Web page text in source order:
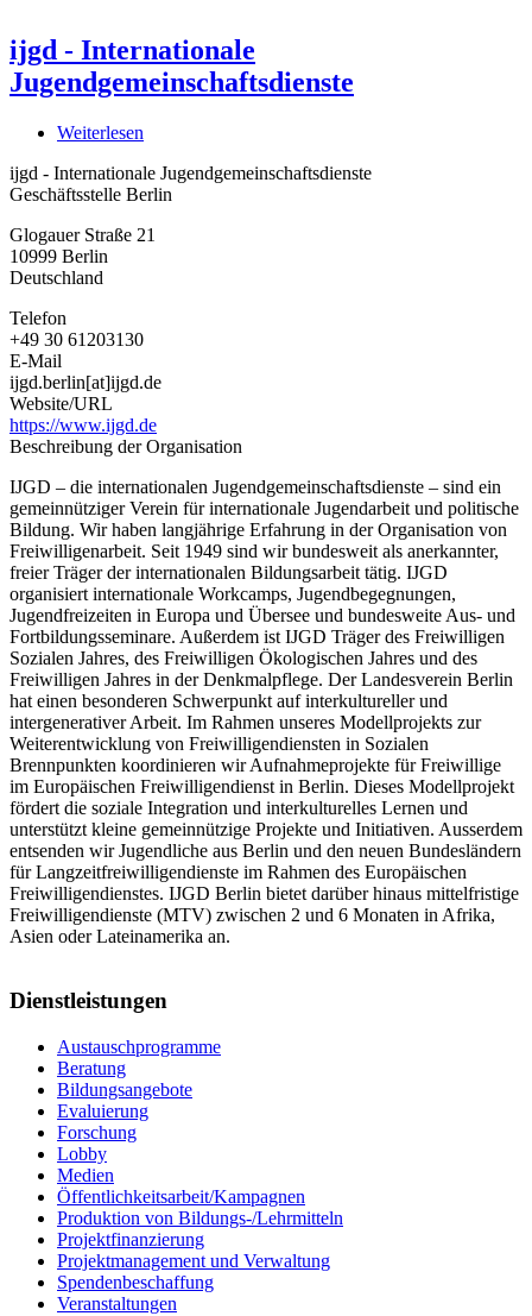
ijgd - Internationale
Jugendgemeinschaftsdienste
Weiterlesen
-
Internationale
ijgd - Internationale Jugendgemeinschaftsdienste
Geschäftsstelle Berlin
Glogauer Straße 21
10999 Berlin
Deutschland
Telefon
+49 30 61203130
E-Mail
ijgd.berlin[at]ijgd.de
Website/URL
https://www.ijgd.de
Beschreibung der Organisation
IJGD – die internationalen Jugendgemeinschaftsdienste – sind ein
gemeinnütziger Verein für internationale Jugendarbeit und politische
Bildung. Wir haben langjährige Erfahrung in der Organisation von
Freiwilligenarbeit. Seit 1949 sind wir bundesweit als anerkannter,
freier Träger der internationalen Bildungsarbeit tätig. IJGD
organisiert internationale Workcamps, Jugendbegegnungen,
Jugendfreizeiten in Europa und Übersee und bundesweite Aus- und
Fortbildungsseminare. Außerdem ist IJGD Träger des Freiwilligen
Sozialen Jahres, des Freiwilligen Ökologischen Jahres und des
Freiwilligen Jahres in der Denkmalpflege. Der Landesverein Berlin
hat einen besonderen Schwerpunkt auf interkultureller und
intergenerativer Arbeit. Im Rahmen unseres Modellprojekts zur
Weiterentwicklung von Freiwilligendiensten in Sozialen
Brennpunkten koordinieren wir Aufnahmeprojekte für Freiwillige
im Europäischen Freiwilligendienst in Berlin. Dieses Modellprojekt
fördert die soziale Integration und interkulturelles Lernen und
unterstützt kleine gemeinnützige Projekte und Initiativen. Ausserdem
entsenden wir Jugendliche aus Berlin und den neuen Bundesländern
für Langzeitfreiwilligendienste im Rahmen des Europäischen
Freiwilligendienstes. IJGD Berlin bietet darüber hinaus mittelfristige
Freiwilligendienste (MTV) zwischen 2 und 6 Monaten in Afrika,
Asien oder Lateinamerika an.
Dienstleistungen
Austauschprogramme
Beratung
Bildungsangebote
Evaluierung
Forschung
Lobby
Medien
Öffentlichkeitsarbeit/Kampagnen
Produktion von Bildungs-/Lehrmitteln
Projektfinanzierung
Projektmanagement und Verwaltung
Spendenbeschaffung
Veranstaltungen